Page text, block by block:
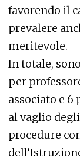
favorendo il
prevalere
meritevole.
In totale,
per
associato e
al vaglio
procedure